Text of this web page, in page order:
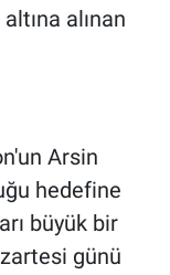
alınan
Arsin
hedefine
büyük bir
günü